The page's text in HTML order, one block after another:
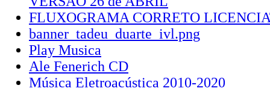
FLUXOGRAMA CORRETO
banner_tadeu_duarte_ivl.png
Play Musica
Ale Fenerich CD
Música Eletroacústica 2010-2020